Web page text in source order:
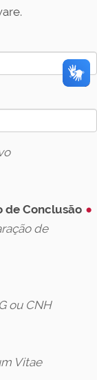
de Conclusão
de
ou CNH
Vitae